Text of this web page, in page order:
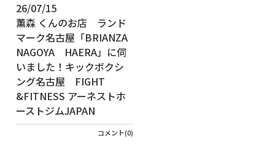
26/07/15
薫森 くんのお店 ランド
マーク名古屋「BRIANZA
NAGOYA HAERA」に伺
いました！キックボクシ
ング名古屋 FIGHT
&FITNESS アーネストホ
ーストジムJAPAN
コメント(0)